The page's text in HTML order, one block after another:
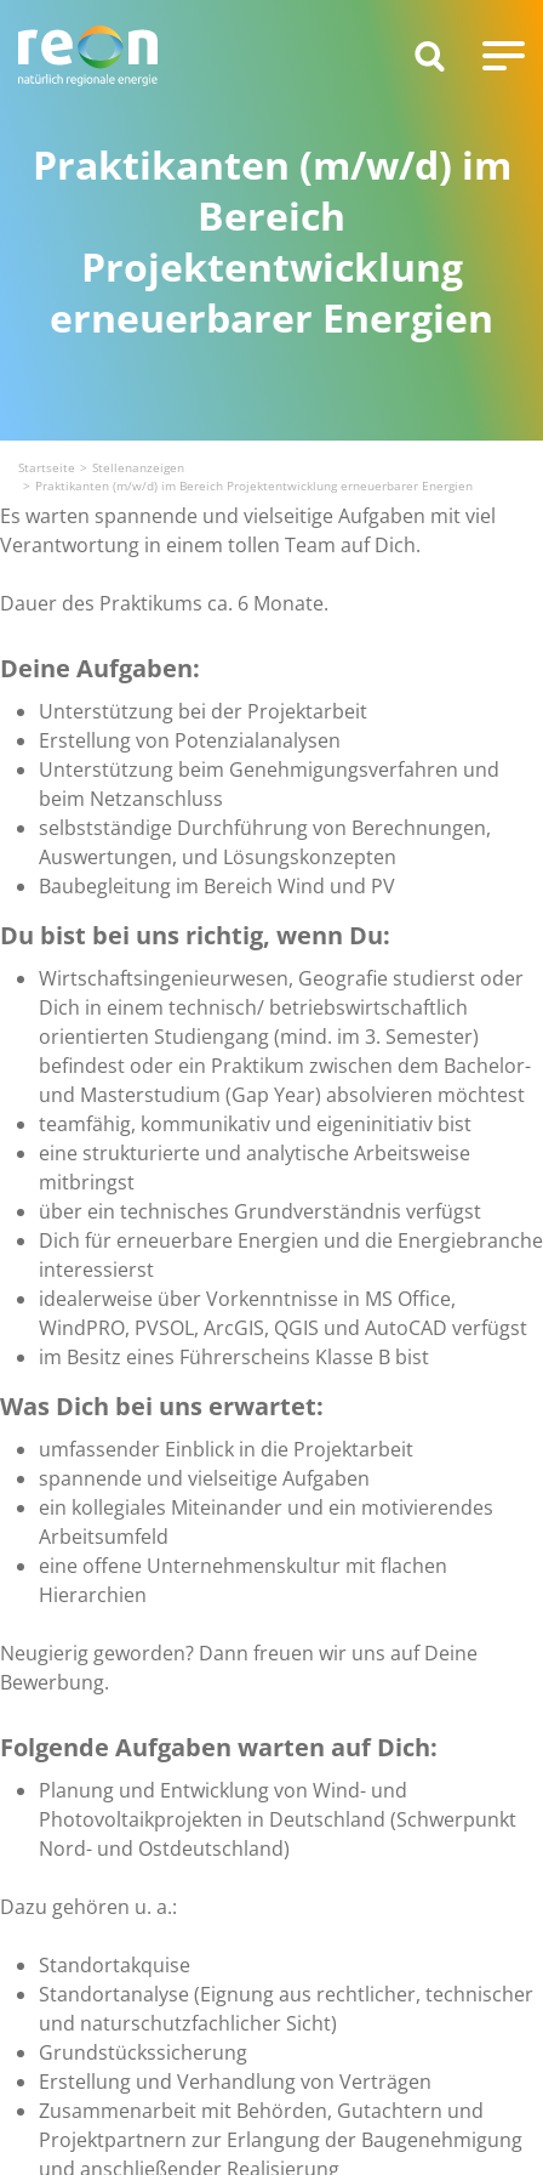
Praktikanten (m/w/d) im
Bereich
Projektentwicklung
erneuerbarer Energien
Startseite
Stellenanzeigen
Praktikanten (m/w/d) im Bereich Projektentwicklung erneuerbarer Energien
Es warten spannende und vielseitige Aufgaben mit viel
Verantwortung in einem tollen Team auf Dich.
Dauer des Praktikums ca. 6 Monate.
Deine Aufgaben:
Unterstützung bei der Projektarbeit
Erstellung von Potenzialanalysen
Unterstützung beim Genehmigungsverfahren und
beim Netzanschluss
selbstständige Durchführung von Berechnungen,
Auswertungen, und Lösungskonzepten
Baubegleitung im Bereich Wind und PV
Du bist bei uns richtig, wenn Du:
Wirtschaftsingenieurwesen, Geografie studierst oder
Dich in einem technisch/ betriebswirtschaftlich
orientierten Studiengang (mind. im 3. Semester)
befindest oder ein Praktikum zwischen dem Bachelor-
und Masterstudium (Gap Year) absolvieren möchtest
teamfähig, kommunikativ und eigeninitiativ bist
eine strukturierte und analytische Arbeitsweise
mitbringst
über ein technisches Grundverständnis verfügst
Dich für erneuerbare Energien und die Energiebranche
interessierst
idealerweise über Vorkenntnisse in MS Office,
WindPRO, PVSOL, ArcGIS, QGIS und AutoCAD verfügst
im Besitz eines Führerscheins Klasse B bist
Was Dich bei uns erwartet:
umfassender Einblick in die Projektarbeit
spannende und vielseitige Aufgaben
ein kollegiales Miteinander und ein motivierendes
Arbeitsumfeld
eine offene Unternehmenskultur mit flachen
Hierarchien
Neugierig geworden? Dann freuen wir uns auf Deine
Bewerbung.
Folgende Aufgaben warten auf Dich:
Planung und Entwicklung von Wind- und
Photovoltaikprojekten in Deutschland (Schwerpunkt
Nord- und Ostdeutschland)
Dazu gehören u. a.:
Standortakquise
Standortanalyse (Eignung aus rechtlicher, technischer
und naturschutzfachlicher Sicht)
Grundstückssicherung
Erstellung und Verhandlung von Verträgen
Zusammenarbeit mit Behörden, Gutachtern und
Projektpartnern zur Erlangung der Baugenehmigung
und anschließender Realisierung